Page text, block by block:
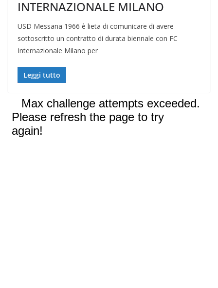
INTERNAZIONALE MILANO
USD Messana 1966 è lieta di comunicare di avere
sottoscritto un contratto di durata biennale con FC
Internazionale Milano per
Leggi tutto